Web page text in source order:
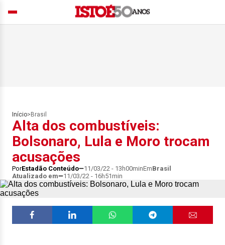
Início> Brasil
Alta dos combustíveis:
Bolsonaro, Lula e Moro trocam
acusações
PorEstadão Conteúdo 11/03/22 - 13h00minEmBrasil
Atualizado em
11/03/22 - 16h51min